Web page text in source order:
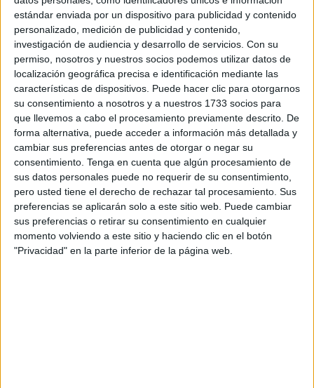
estándar enviada por un dispositivo para publicidad y contenido
personalizado, medición de publicidad y contenido,
investigación de audiencia y desarrollo de servicios. Con su
permiso, nosotros y nuestros socios podemos utilizar datos de
localización geográfica precisa e identificación mediante las
características de dispositivos. Puede hacer clic para otorgarnos
su consentimiento a nosotros y a nuestros 1733 socios para
que llevemos a cabo el procesamiento previamente descrito. De
forma alternativa, puede acceder a información más detallada y
cambiar sus preferencias antes de otorgar o negar su
consentimiento. Tenga en cuenta que algún procesamiento de
sus datos personales puede no requerir de su consentimiento,
pero usted tiene el derecho de rechazar tal procesamiento. Sus
preferencias se aplicarán solo a este sitio web. Puede cambiar
sus preferencias o retirar su consentimiento en cualquier
momento volviendo a este sitio y haciendo clic en el botón
"Privacidad" en la parte inferior de la página web.
– ¿En qué consistía?
– Pues un fin de semana, más cortita, y tú llegas allí el
viernes y tienes un día para conocer a la gente y para
hacer un poco de team building entre todos. Además,
como eso está todo organizado por gente joven,
normalmente es un poco hacer cosas así para soltarse un
poco todos con todos. Ya después el sábado es el día de
trabajo, nos dividimos en comités, a cada comité se le
plantea un problema y trabajamos en una resolución que
el domingo se expone en la Asamblea General.